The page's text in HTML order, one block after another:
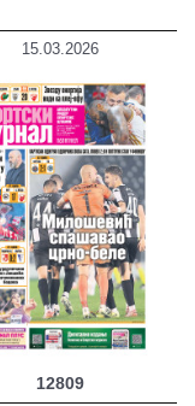
15.03.2026
12809